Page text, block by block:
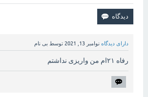
دارای دیدگاه نوامبر 13, 2021 توسط بی نام
رفاه ۲۱ام من واریزی نداشتم